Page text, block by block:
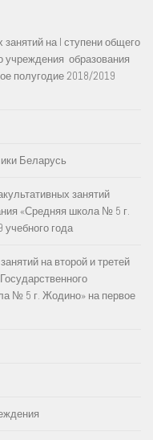
на I ступени общего
учреждения образования
полугодие 2018/2019
Беларусь
занятий
«Средняя школа № 5 г.
года
на второй и третей
№ 5 г. Жодино» на первое